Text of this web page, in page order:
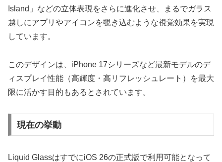
Island」などの立体表現をさらに進化させ、まるでガラス
越しにアプリやアイコンを覗き込むような視覚効果を実現
しています。
このデザインは、iPhone 17シリーズなど最新モデルのデ
ィスプレイ性能（高輝度・高リフレッシュレート）を最大
限に活かす目的もあるとされています。
現在の挙動
Liquid GlassはすでにiOS 26の正式版で利用可能となって